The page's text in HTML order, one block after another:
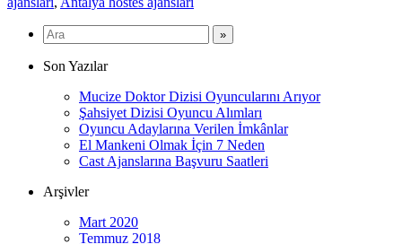
Son Yazılar
Mucize Doktor Dizisi Oyuncularını Arıyor
Şahsiyet Dizisi Oyuncu Alımları
Oyuncu Adaylarına Verilen İmkânlar
El Mankeni Olmak İçin 7 Neden
Cast Ajanslarına Başvuru Saatleri
Arşivler
Mart 2020
Temmuz 2018